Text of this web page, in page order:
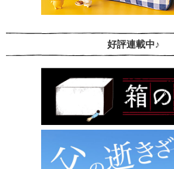
好評連載中♪